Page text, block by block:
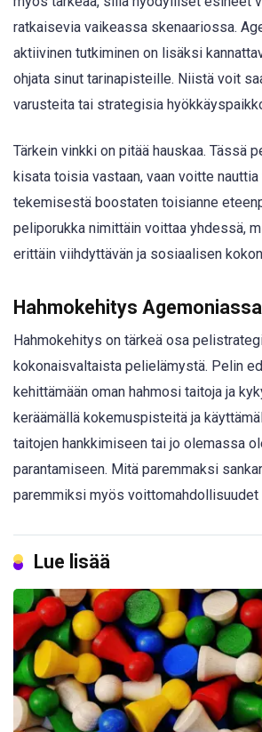
ratkaisevia vaikeassa skenaariossa.
aktiivinen tutkiminen on lisäksi
ohjata sinut tarinapisteille. Niistä voit
varusteita tai strategisia
Tärkein vinkki on pitää hauskaa. Tässä
kisata toisia vastaan, vaan voitte
tekemisestä boostaten toisianne
peliporukka nimittäin voittaa yhdessä,
erittäin viihdyttävän ja sosiaalisen
Hahmokehitys Agemoniassa
Hahmokehitys on tärkeä osa
kokonaisvaltaista pelielämystä. Pelin
kehittämään oman hahmosi taitoja ja
keräämällä kokemuspisteitä ja
taitojen hankkimiseen tai jo olemassa
parantamiseen. Mitä paremmaksi
paremmiksi myös voittomahdollisuudet
Lue lisää